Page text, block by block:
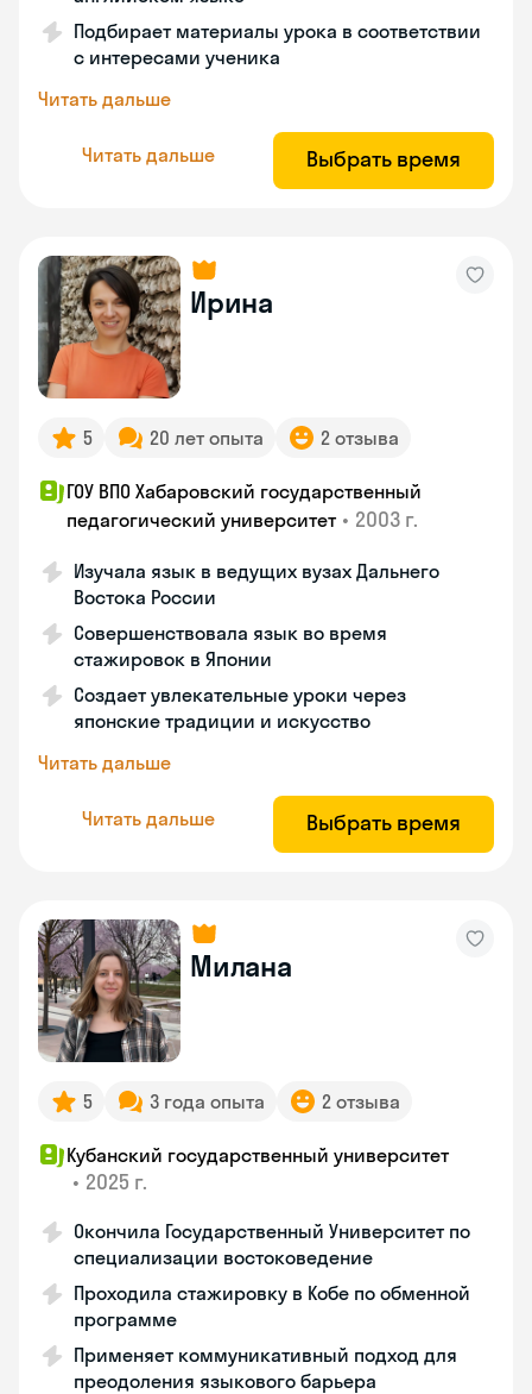
Подбирает материалы урока в соответствии
с интересами ученика
Читать дальше
Читать дальше Выбрать время
Ирина
5 20 лет опыта 2 отзыва
ГОУ ВПО Хабаровский государственный
педагогический университет • 2003 г.
Изучала язык в ведущих вузах Дальнего
Востока России
Совершенствовала язык во время
стажировок в Японии
Создает увлекательные уроки через
японские традиции и искусство
Читать дальше
Читать дальше Выбрать время
Милана
5 3 года опыта 2 отзыва
Кубанский государственный университет
• 2025 г.
Окончила Государственный Университет по
специализации востоковедение
Проходила стажировку в Кобе по обменной
программе
Применяет коммуникативный подход для
преодоления языкового барьера